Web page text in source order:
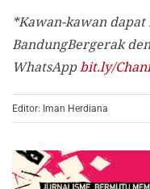
*Kawan-kawan
BandungBergerak
WhatsAppbit.ly/
Editor: Iman Herdiana